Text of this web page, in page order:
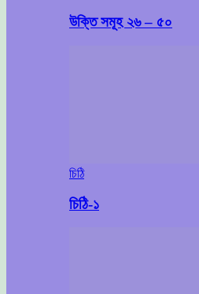
উক্তি সমূহ ২৬ – ৫০
চিঠি
চিঠি-১